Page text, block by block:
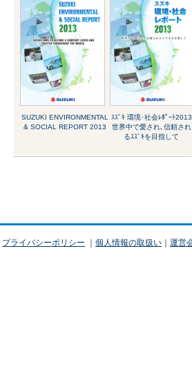
SUZUKI ENVIRONMENTAL
& SOCIAL REPORT 2013
ｽｽﾞｷ 環境･社会ﾚﾎﾟｰﾄ2013
世界中で愛され､信頼され
るｽｽﾞｷを目指して
プライバシーポリシー ｜ 個人情報の取扱い ｜ 運営